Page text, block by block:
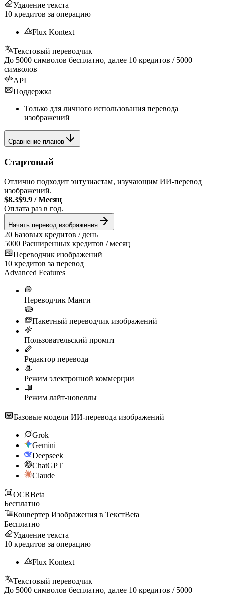
Удаление текста
10 кредитов за операцию
Flux Kontext
Текстовый переводчик
До 5000 символов бесплатно, далее 10 кредитов / 5000
символов
API
Поддержка
Только для личного использования перевода
изображений
Сравнение планов
Стартовый
Отлично подходит энтузиастам, изучающим ИИ-перевод
изображений.
$8.3$9.9 /Месяц
Оплата раз в год.
Начать перевод изображения
20 Базовых кредитов / день
5000 Расширенных кредитов / месяц
Переводчик изображений
10 кредитов за перевод
Advanced Features
Переводчик Манги
Пакетный переводчик изображений
Пользовательский промпт
Редактор перевода
Режим электронной коммерции
Режим лайт-новеллы
Базовые модели ИИ-перевода изображений
Grok
Gemini
Deepseek
ChatGPT
Claude
OCRBeta
Бесплатно
Конвертер Изображения в ТекстBeta
Бесплатно
Удаление текста
10 кредитов за операцию
Flux Kontext
Текстовый переводчик
До 5000 символов бесплатно, далее 10 кредитов / 5000